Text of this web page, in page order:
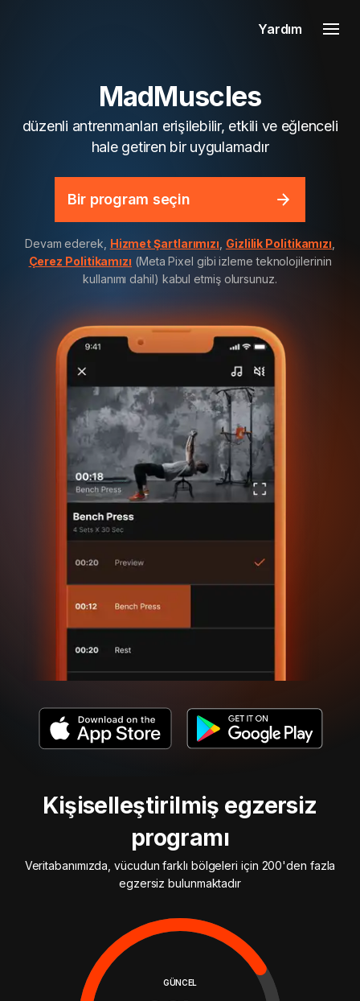
Yardım
MadMuscles
düzenli antrenmanları erişilebilir, etkili ve eğlenceli
hale getiren bir uygulamadır
Bir program seçin
Devam ederek, Hizmet Şartlarımızı Gizlilik Politikamızı
Çerez Politikamızı (Meta Pixel gibi izleme teknolojilerinin
kullanımı dahil) kabul etmiş olursunuz.
Kişiselleştirilmiş egzersiz
programı
Veritabanımızda, vücudun farklı bölgeleri için 200'den fazla
egzersiz bulunmaktadır
GÜNCEL